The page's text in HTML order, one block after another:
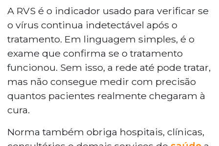
A RVS é o indicador usado para verificar se
o vírus continua indetectável após o
tratamento. Em linguagem simples, é o
exame que confirma se o tratamento
funcionou. Sem isso, a rede até pode tratar,
mas não consegue medir com precisão
quantos pacientes realmente chegaram à
cura.
Norma também obriga hospitais, clínicas,